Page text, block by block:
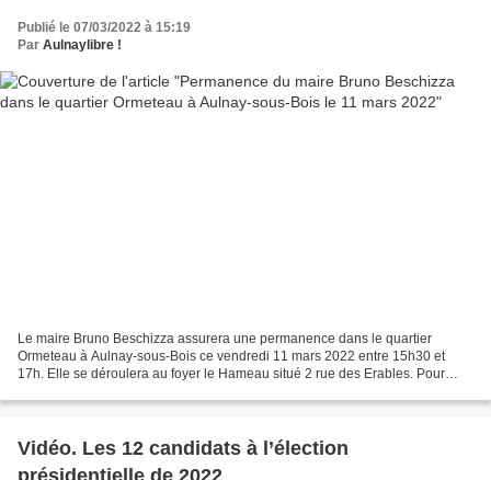
Publié le 07/03/2022 à 15:19
Par Aulnaylibre !
Le maire Bruno Beschizza assurera une permanence dans le quartier
Ormeteau à Aulnay-sous-Bois ce vendredi 11 mars 2022 entre 15h30 et
17h. Elle se déroulera au foyer le Hameau situé 2 rue des Erables. Pour
Vidéo. Les 12 candidats à l’élection
présidentielle de 2022